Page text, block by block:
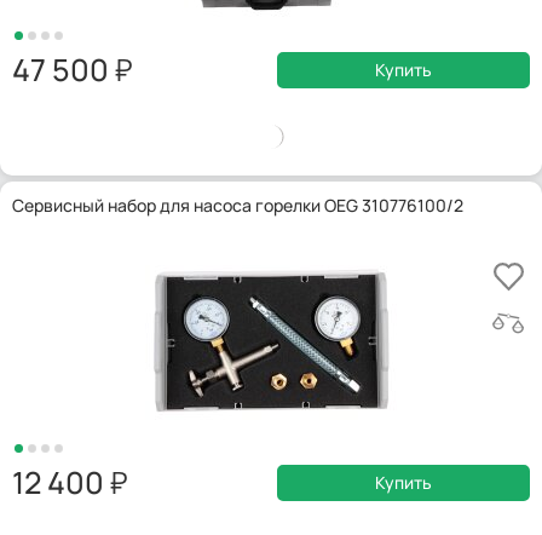
47 500 Купить
Сервисный набор для насоса горелки OEG 310776100/2
12 400 Купить